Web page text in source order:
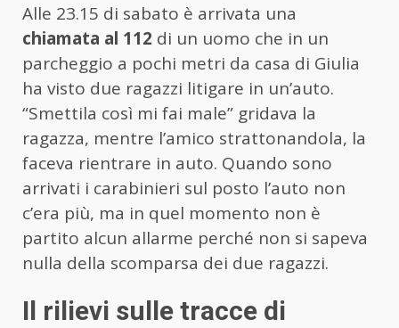
Alle 23.15 di sabato è arrivata una
chiamata al 112 di un uomo che in un
parcheggio a pochi metri da casa di Giulia
ha visto due ragazzi litigare in un’auto.
“Smettila così mi fai male” gridava la
ragazza, mentre l’amico strattonandola, la
faceva rientrare in auto. Quando sono
arrivati i carabinieri sul posto l’auto non
c’era più, ma in quel momento non è
partito alcun allarme perché non si sapeva
nulla della scomparsa dei due ragazzi.
Il rilievi sulle tracce di